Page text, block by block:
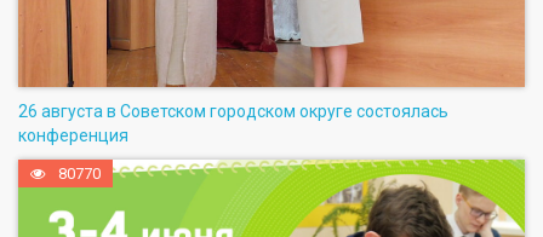
26 августа в Советском городском округе состоялась
конференция
80770